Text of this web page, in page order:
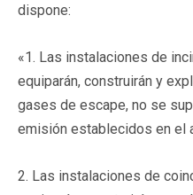
dispone:
«1. Las instalaciones de
equiparán, construirán y
gases de escape, no se
emisión establecidos en el
2. Las instalaciones de